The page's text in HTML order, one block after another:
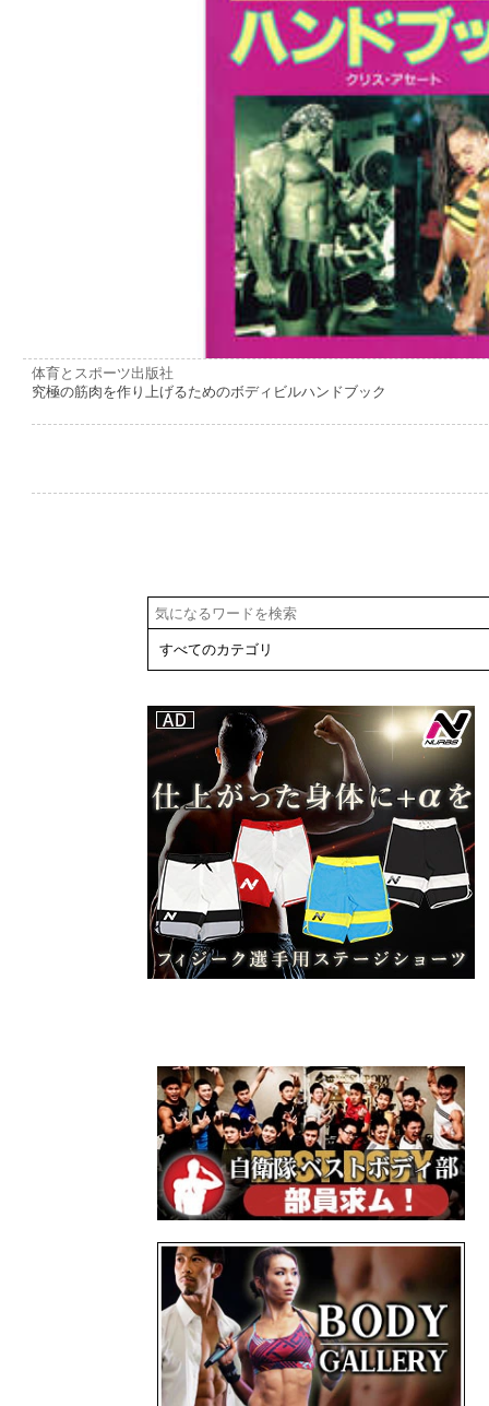
体育とスポーツ出版社
究極の筋肉を作り上げるためのボディビルハンドブック